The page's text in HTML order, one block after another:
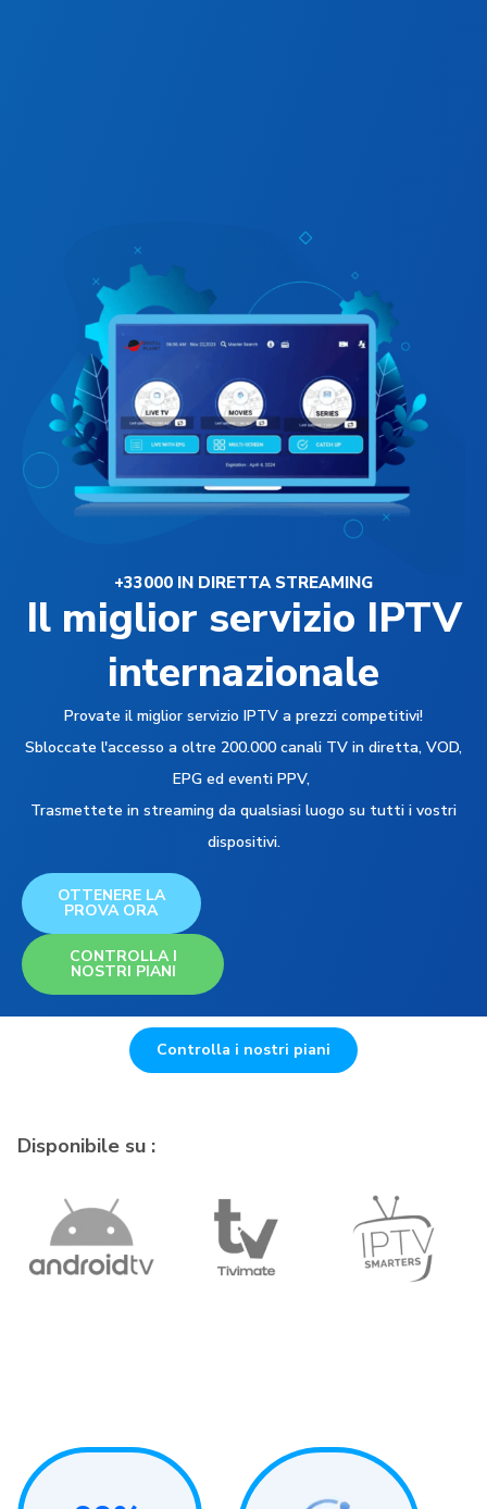
+33000 IN DIRETTA STREAMING
Il miglior servizio IPTV
internazionale
Provate il miglior servizio IPTV a prezzi competitivi!
Sbloccate l'accesso a oltre 200.000 canali TV in diretta, VOD,
EPG ed eventi PPV,
Trasmettete in streaming da qualsiasi luogo su tutti i vostri
dispositivi.
OTTENERE LA
PROVA ORA
CONTROLLA I
NOSTRI PIANI
Controlla i nostri piani
Disponibile su :